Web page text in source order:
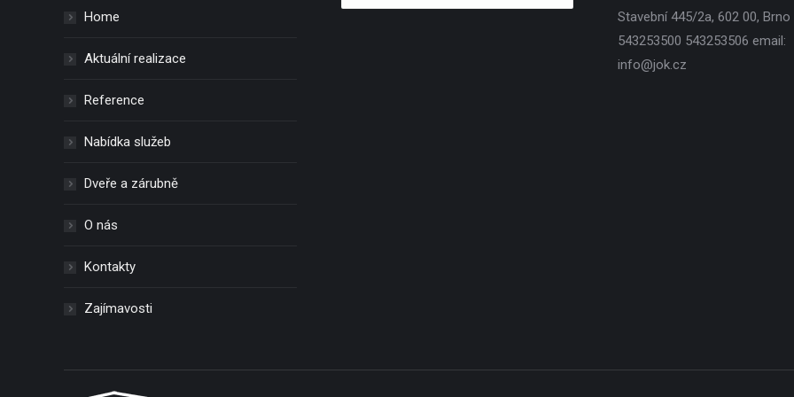
Home
Aktuální realizace
Reference
Nabídka služeb
Dveře a zárubně
O nás
Kontakty
Zajímavosti
Stavební 445/2a, 602 00, Brno
543253500 543253506 email:
info@jok.cz